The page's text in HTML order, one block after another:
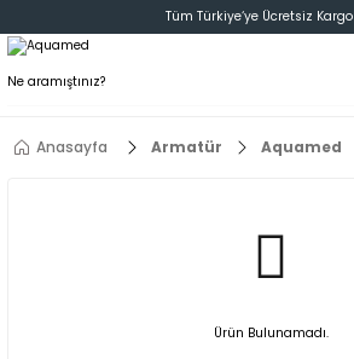
Tüm Türkiye‘ye Ücretsiz Kargo
Anasayfa Armatür Aquamed
Ürün Bulunamadı.